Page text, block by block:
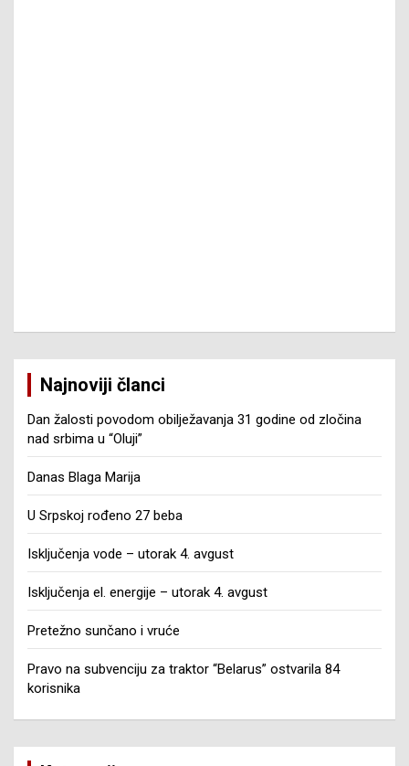
Najnoviji članci
Dan žalosti povodom obilježavanja 31 godine od zločina
nad srbima u “Oluji”
Danas Blaga Marija
U Srpskoj rođeno 27 beba
Isključenja vode – utorak 4. avgust
Isključenja el. energije – utorak 4. avgust
Pretežno sunčano i vruće
Pravo na subvenciju za traktor “Belarus” ostvarila 84
korisnika